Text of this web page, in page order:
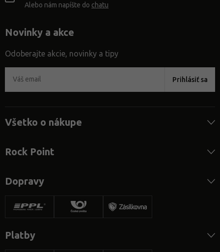
Alebo nám napíšte do chatu
Novinky a akce
Odoberajte akcie, novinky a tipy
Prihlásiť sa
Všetko o nákupe
Rock Point
Dopravy
Platby